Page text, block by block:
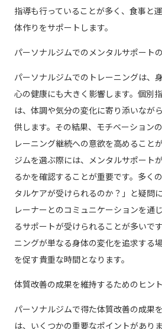
指導も行っていることが多く、食事と
体作りをサポートします。
パーソナルジムでのメンタルサポート
パーソナルジムでのトレーニングは、
心の健康にも大きく影響します。個別
は、体調や気分の変化に寄り添いなが
供します。その結果、モチベーション
レーニング継続への意欲を高めること
ジムを選ぶ際には、メンタルサポート
るかを確認することが重要です。多く
タルケアが受けられるのか？」と疑問
レーナーとのコミュニケーションを通
るサポートが受けられることが多いで
ニングが単なる身体の変化を追求する
を促す貴重な時間となります。
体質改善の成果を維持するためのヒント
パーソナルジムで得た体質改善の成果
は、いくつかの重要なポイントがあり